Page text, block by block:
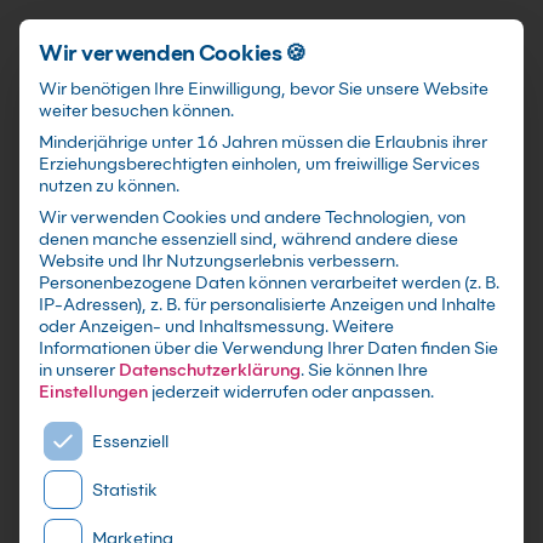
Schnellzugriff
KI-Tools Kurs: Mehr
effizienz im Arbeitsalltag
Copilot & Gemini effektiv in der täglichen Arbeit
nutzen und integrieren für Einsteiger
Wir verwenden Cookies 🍪
Wir benötigen Ihre Einwilligung, bevor Sie unsere Website
weiter besuchen können.
Minderjährige unter 16 Jahren müssen die Erlaubnis ihrer
Erziehungsberechtigten einholen, um freiwillige Services
nutzen zu können.
Wir verwenden Cookies und andere Technologien, von
denen manche essenziell sind, während andere diese
Website und Ihr Nutzungserlebnis verbessern.
Personenbezogene Daten können verarbeitet werden (z. B.
IP-Adressen), z. B. für personalisierte Anzeigen und Inhalte
oder Anzeigen- und Inhaltsmessung.Weitere
Informationen über die Verwendung Ihrer Daten finden Sie
in unserer Datenschutzerklärung.Sie können Ihre
Einstellungen jederzeit widerrufen oder anpassen.
Es folgt eine Liste der Service-Gruppen, für die eine
Essenziell
Statistik
Marketing